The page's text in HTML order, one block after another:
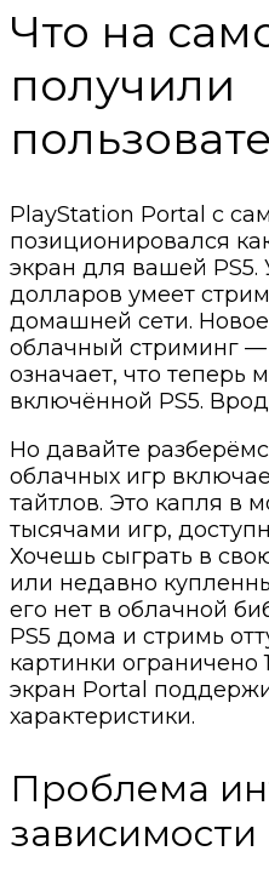
Что на
получили
PlayStation Portal с
позиционировался
экран для вашей PS5.
долларов умеет
домашней сети.
облачный стриминг —
означает, что теперь
включённой PS5.
Но давайте
облачных игр
тайтлов. Это капля в
тысячами игр,
Хочешь сыграть в
или недавно
его нет в облачной
PS5 дома и стримь
картинки ограничено
экран Portal
характеристики.
Проблема
зависимости